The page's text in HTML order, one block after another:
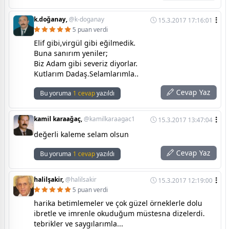
k.doğanay,@k-doganay
15.3.2017 17:16:01
5 puan verdi
Elif gibi,virgül gibi eğilmedik.
Buna sanırım yeniler;
Biz Adam gibi severiz diyorlar.
Kutlarım Dadaş.Selamlarımla..
Bu yoruma 1 cevapyazıldı Cevap Yaz
kamil karaağaç,@kamilkaraagac1 15.3.2017 13:47:04
değerli kaleme selam olsun
Bu yoruma 1 cevapyazıldı Cevap Yaz
halilşakir,@halilsakir
15.3.2017 12:19:00
5 puan verdi
harika betimlemeler ve çok güzel örneklerle dolu
ibretle ve imrenle okuduğum müstesna dizelerdi.
tebrikler ve saygılarımla...